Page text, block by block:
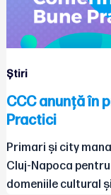
Știri
CCC anunță în
Practici
Primari și city
Cluj-Napoca
domeniile cultural